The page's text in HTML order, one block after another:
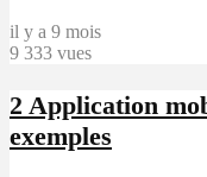
il y a 9 mois
9 333 vues
2 Application
exemples